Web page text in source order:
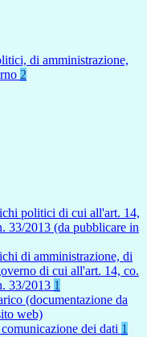
di amministrazione,
2
politici di cui all'art. 14,
33/2013 (da pubblicare in
di amministrazione, di
di cui all'art. 14, co.
33/2013 1
(documentazione da
web)
dei dati 1